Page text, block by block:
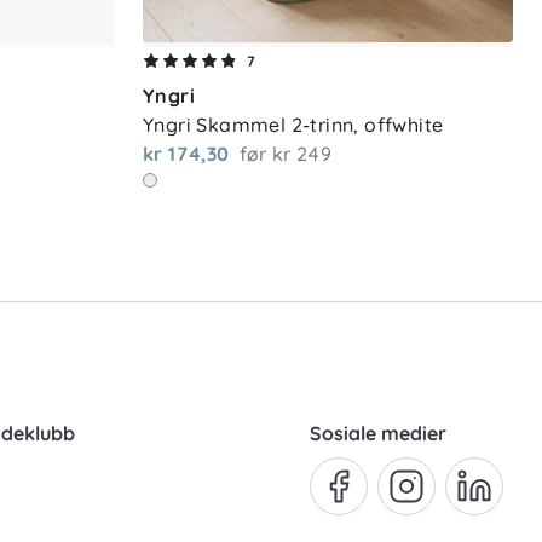
7
Yngri
Yngri Skammel 2-trinn, offwhite
kr 174,30 før kr 249
Sosiale medier